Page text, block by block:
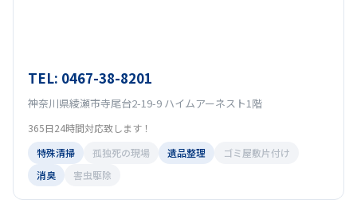
TEL: 0467-38-8201
神奈川県綾瀬市寺尾台2-19-9 ハイムアーネスト1階
365日24時間対応致します！
特殊清掃
孤独死の現場 遺品整理
ゴミ屋敷片付け
消臭
害虫駆除